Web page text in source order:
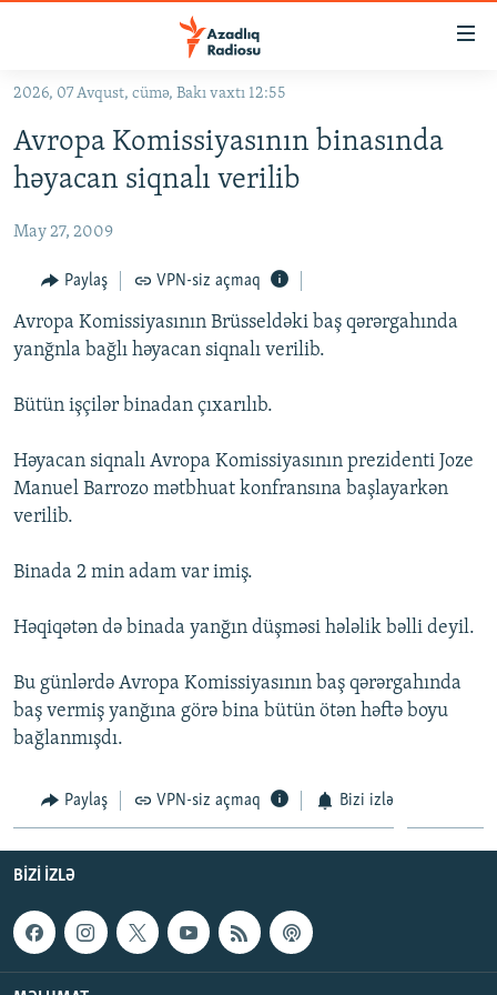
Əsas
qayıt
Əsas
naviqasiyaya
qayıt
#İZAHLA
KORRUPSIOMETR
#ƏSLINDƏ
FƏRQƏ BAX
QANUNI DOĞRU
ARAŞDIRMA
MULTIMEDIA
FOTOQALEREYA
İNFOQRAFIKA
KARIKATURA
OXU ZALI
AZƏRBAYCAN ƏDƏBIYYATI KITABXANASI
İSLAM VƏ DEMOKRATIYA
HAQQIMIZDA
MISSIYAMIZ
PEŞƏ ETIKASI VƏ JURNALISTIKA STANDARTLARIMIZ
AZADLIQRADIOSU MOBIL TELEFONUNUZDA
BIZIMLƏ ƏLAQƏ
XƏBƏR BÜLLETENLƏRIMIZ
RFE/RL-in bütün saytları
2026, 07 Avqust, cümə, Bakı vaxtı 12:55
Avropa Komissiyasının binasında
həyacan siqnalı verilib
May 27, 2009
Paylaş VPN-siz açmaq
Avropa Komissiyasının Brüsseldəki baş qərərgahında
yanğnla bağlı həyacan siqnalı verilib.
Bütün işçilər binadan çıxarılıb.
Həyacan siqnalı Avropa Komissiyasının prezidenti Joze
Manuel Barrozo mətbhuat konfransına başlayarkən
verilib.
Binada 2 min adam var imiş.
Həqiqətən də binada yanğın düşməsi hələlik bəlli deyil.
Bu günlərdə Avropa Komissiyasının baş qərərgahında
baş vermiş yanğına görə bina bütün ötən həftə boyu
bağlanmışdı.
Paylaş VPN-siz açmaq Bizi izlə
BIZI IZLƏ